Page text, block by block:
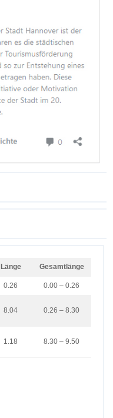
Länge Gesamtlänge
0.26 0.00 – 0.26
8.04 0.26 – 8.30
1.18 8.30 – 9.50